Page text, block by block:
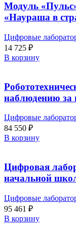
Модуль
«Наураша в
Цифровые
14 725 ₽
В корзину
наблюдению за
Цифровые
84 550 ₽
В корзину
Цифровая
начальной
Цифровые
95 461 ₽
В корзину